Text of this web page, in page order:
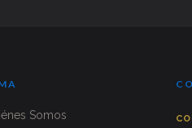
Somos